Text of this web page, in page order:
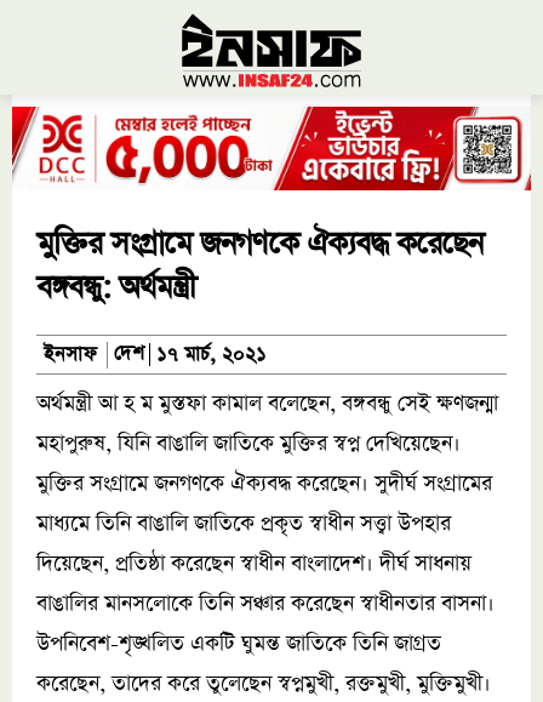
মুক্তির সংগ্রামে জনগণকে ঐক্যবদ্ধ করেছেন
বঙ্গবন্ধু: অর্থমন্ত্রী
ইনসাফ দেশ ১৭ মার্চ, ২০২১
অর্থমন্ত্রী আ হ ম মুস্তফা কামাল বলেছেন, বঙ্গবন্ধু সেই ক্ষণজন্মা
মহাপুরুষ, যিনি বাঙালি জাতিকে মুক্তির স্বপ্ন দেখিয়েছেন।
মুক্তির সংগ্রামে জনগণকে ঐক্যবদ্ধ করেছেন। সুদীর্ঘ সংগ্রামের
মাধ্যমে তিনি বাঙালি জাতিকে প্রকৃত স্বাধীন সত্ত্বা উপহার
দিয়েছেন, প্রতিষ্ঠা করেছেন স্বাধীন বাংলাদেশ। দীর্ঘ সাধনায়
বাঙালির মানসলোকে তিনি সঞ্চার করেছেন স্বাধীনতার বাসনা।
উপনিবেশ-শৃঙ্খলিত একটি ঘুমন্ত জাতিকে তিনি জাগ্রত
করেছেন, তাদের করে তুলেছেন স্বপ্নমুখী, রক্তমুখী, মুক্তিমুখী।